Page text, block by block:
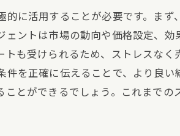
件評価と適正価格設定
ージェントの選定と契約
ーケティング活動の展開
渉と契約締結
とフォローアップ
に活用することが必要です。ま
ントは市場の動向や価格設定、
も受けられるため、ストレスな
を正確に伝えることで、より良
とができるでしょう。これまで